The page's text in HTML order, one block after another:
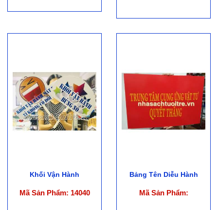
Khối Vận Hành
Mã Sản Phẩm: 14040
Bảng Tên Diễu Hành
Mã Sản Phẩm: